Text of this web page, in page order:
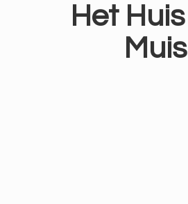
Het Huis
Muis